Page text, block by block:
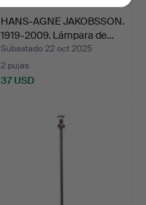
HANS-AGNE JAKOBSSON.
1919-2009. Lámpara de…
Subastado 22 oct 2025
2 pujas
37 USD